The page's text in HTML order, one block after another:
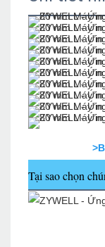
Tại sao chọn